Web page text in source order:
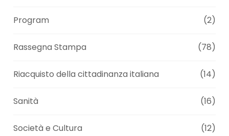
Program (2)
Rassegna Stampa (78)
Riacquisto della cittadinanza italiana (14)
Sanità (16)
Società e Cultura (12)